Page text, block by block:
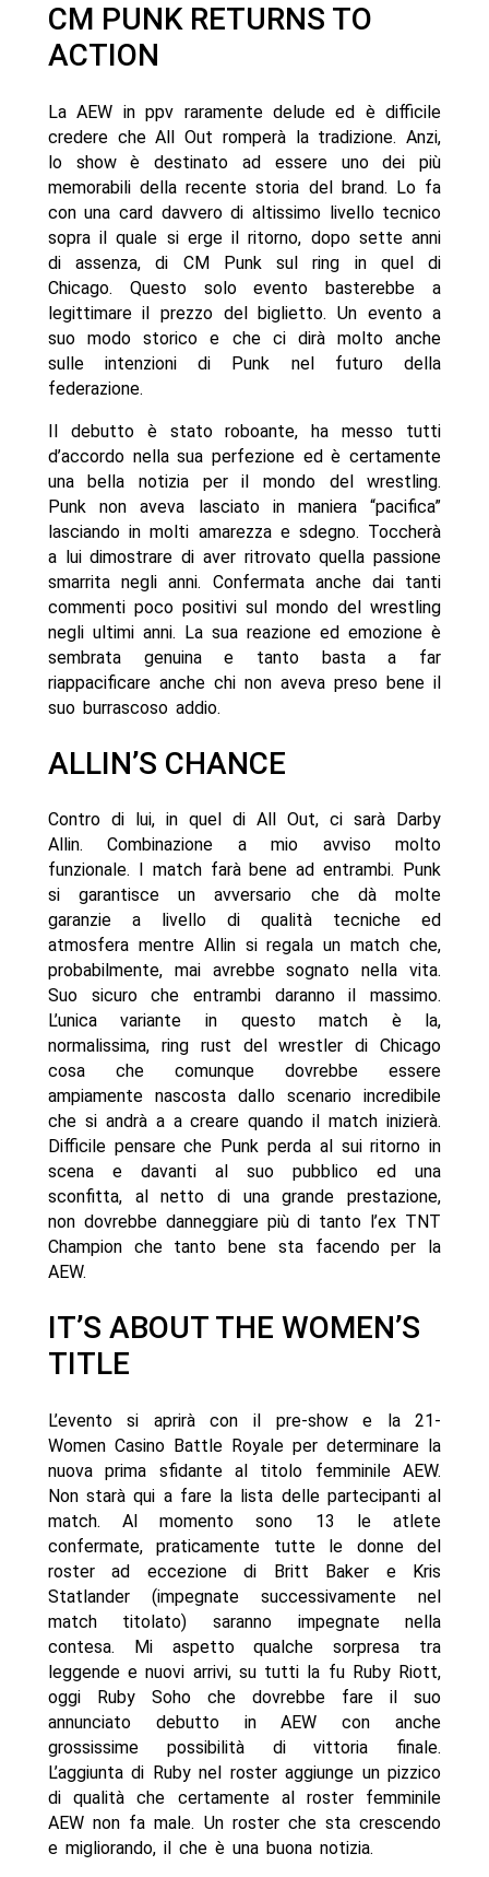
CM PUNK RETURNS TO
ACTION
La AEW in ppv raramente delude ed è difficile
credere che All Out romperà la tradizione. Anzi,
lo show è destinato ad essere uno dei più
memorabili della recente storia del brand. Lo fa
con una card davvero di altissimo livello tecnico
sopra il quale si erge il ritorno, dopo sette anni
di assenza, di CM Punk sul ring in quel di
Chicago. Questo solo evento basterebbe a
legittimare il prezzo del biglietto. Un evento a
suo modo storico e che ci dirà molto anche
sulle intenzioni di Punk nel futuro della
federazione.
Il debutto è stato roboante, ha messo tutti
d’accordo nella sua perfezione ed è certamente
una bella notizia per il mondo del wrestling.
Punk non aveva lasciato in maniera “pacifica”
lasciando in molti amarezza e sdegno. Toccherà
a lui dimostrare di aver ritrovato quella passione
smarrita negli anni. Confermata anche dai tanti
commenti poco positivi sul mondo del wrestling
negli ultimi anni. La sua reazione ed emozione è
sembrata genuina e tanto basta a far
riappacificare anche chi non aveva preso bene il
suo burrascoso addio.
ALLIN’S CHANCE
Contro di lui, in quel di All Out, ci sarà Darby
Allin. Combinazione a mio avviso molto
funzionale. I match farà bene ad entrambi. Punk
si garantisce un avversario che dà molte
garanzie a livello di qualità tecniche ed
atmosfera mentre Allin si regala un match che,
probabilmente, mai avrebbe sognato nella vita.
Suo sicuro che entrambi daranno il massimo.
L’unica variante in questo match è la,
normalissima, ring rust del wrestler di Chicago
cosa che comunque dovrebbe essere
ampiamente nascosta dallo scenario incredibile
che si andrà a a creare quando il match inizierà.
Difficile pensare che Punk perda al sui ritorno in
scena e davanti al suo pubblico ed una
sconfitta, al netto di una grande prestazione,
non dovrebbe danneggiare più di tanto l’ex TNT
Champion che tanto bene sta facendo per la
AEW.
IT’S ABOUT THE WOMEN’S
TITLE
L’evento si aprirà con il pre-show e la 21-
Women Casino Battle Royale per determinare la
nuova prima sfidante al titolo femminile AEW.
Non starà qui a fare la lista delle partecipanti al
match. Al momento sono 13 le atlete
confermate, praticamente tutte le donne del
roster ad eccezione di Britt Baker e Kris
Statlander (impegnate successivamente nel
match titolato) saranno impegnate nella
contesa. Mi aspetto qualche sorpresa tra
leggende e nuovi arrivi, su tutti la fu Ruby Riott,
oggi Ruby Soho che dovrebbe fare il suo
annunciato debutto in AEW con anche
grossissime possibilità di vittoria finale.
L’aggiunta di Ruby nel roster aggiunge un pizzico
di qualità che certamente al roster femminile
AEW non fa male. Un roster che sta crescendo
e migliorando, il che è una buona notizia.